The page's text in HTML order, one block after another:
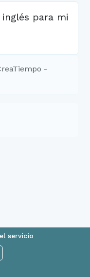
para mi
-
servicio